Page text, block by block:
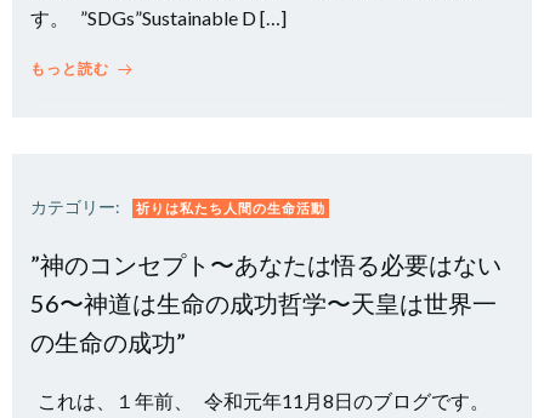
す。 ”SDGs”Sustainable D […]
もっと読む
カテゴリー: 祈りは私たち人間の生命活動
”神のコンセプト〜あなたは悟る必要はない
56〜神道は生命の成功哲学〜天皇は世界一
の生命の成功”
これは、１年前、 令和元年11月8日のブログです。